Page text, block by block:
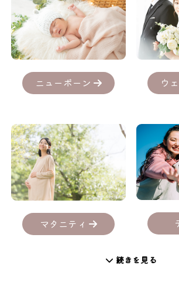
ニューボーン ウ
マタニティ
続きを見る